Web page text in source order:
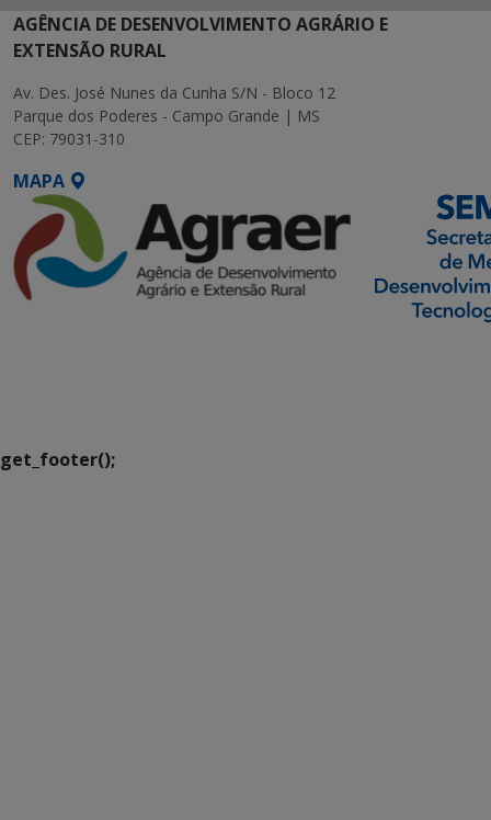
AGÊNCIA DE DESENVOLVIMENTO AGRÁRIO E
EXTENSÃO RURAL
Av. Des. José Nunes da Cunha S/N - Bloco 12
Parque dos Poderes - Campo Grande | MS
CEP: 79031-310
MAPA
get_footer();